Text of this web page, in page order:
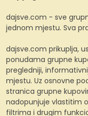
dajsve.com - sve
jednom mjestu. Sva
dajsve.com prikuplja,
ponudama grupne
pregledniji,
mjestu. Uz osnovne
stranica grupne
nadopunjuje vlastitim
filtrima i drugim